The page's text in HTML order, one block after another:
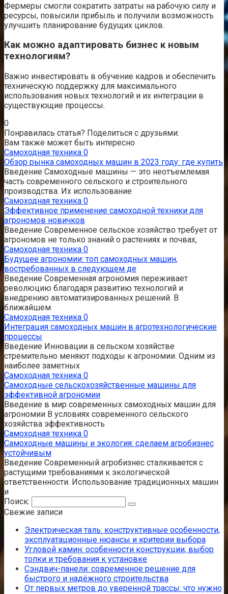
Фермеры смогли сократить затраты на рабочую силу и
ресурсы, повысили прибыль и получили возможность
улучшить планирование будущих циклов.
Как можно адаптировать бизнес к новым
технологиям?
Важно инвестировать в обучение кадров и обеспечить
техническую поддержку для максимального
использования новых технологий и их интеграции в
существующие процессы.
0
Понравилась статья? Поделиться с друзьями:
Вам также может быть интересно
Самоходная техника 0
Обзор рынка самоходных машин в 2023 году: где купить
Введение Самоходные машины — это неотъемлемая
часть современного сельского и строительного
производства. Их использование
Самоходная техника 0
Эффективное применение самоходной техники для
агрономов новичков
Введение Современное сельское хозяйство требует от
агрономов не только знаний о растениях и почвах,
Самоходная техника 0
Будущее агрономии: топ самоходных машин,
востребованных в следующем де
Введение Современная агрономия переживает
революцию благодаря развитию технологий и
внедрению автоматизированных решений. В
ближайшем
Самоходная техника 0
Интеграция самоходных машин в агротехнологические
процессы
Введение Инновации в сельском хозяйстве
стремительно меняют подходы к агрономии. Одним из
наиболее заметных
Самоходная техника 0
Самоходные сельскохозяйственные машины для
эффективной агрономии
Введение в мир современных самоходных машин для
агрономии В условиях современного сельского
хозяйства эффективность
Самоходная техника 0
Самоходные машины и экология: сделаем агробизнес
устойчивым
Введение Современный агробизнес сталкивается с
растущими требованиями к экологической
ответственности. Использование традиционных машин
и
Поиск:
Свежие записи
Электрическая таль: конструктивные особенности,
эксплуатационные нюансы и критерии выбора
Угловой камин: особенности конструкции, выбор
топки и требования к установке
Сэндвич-панели: современное решение для
быстрого и надёжного строительства
От первых метров до уверенной трассы: что нужно